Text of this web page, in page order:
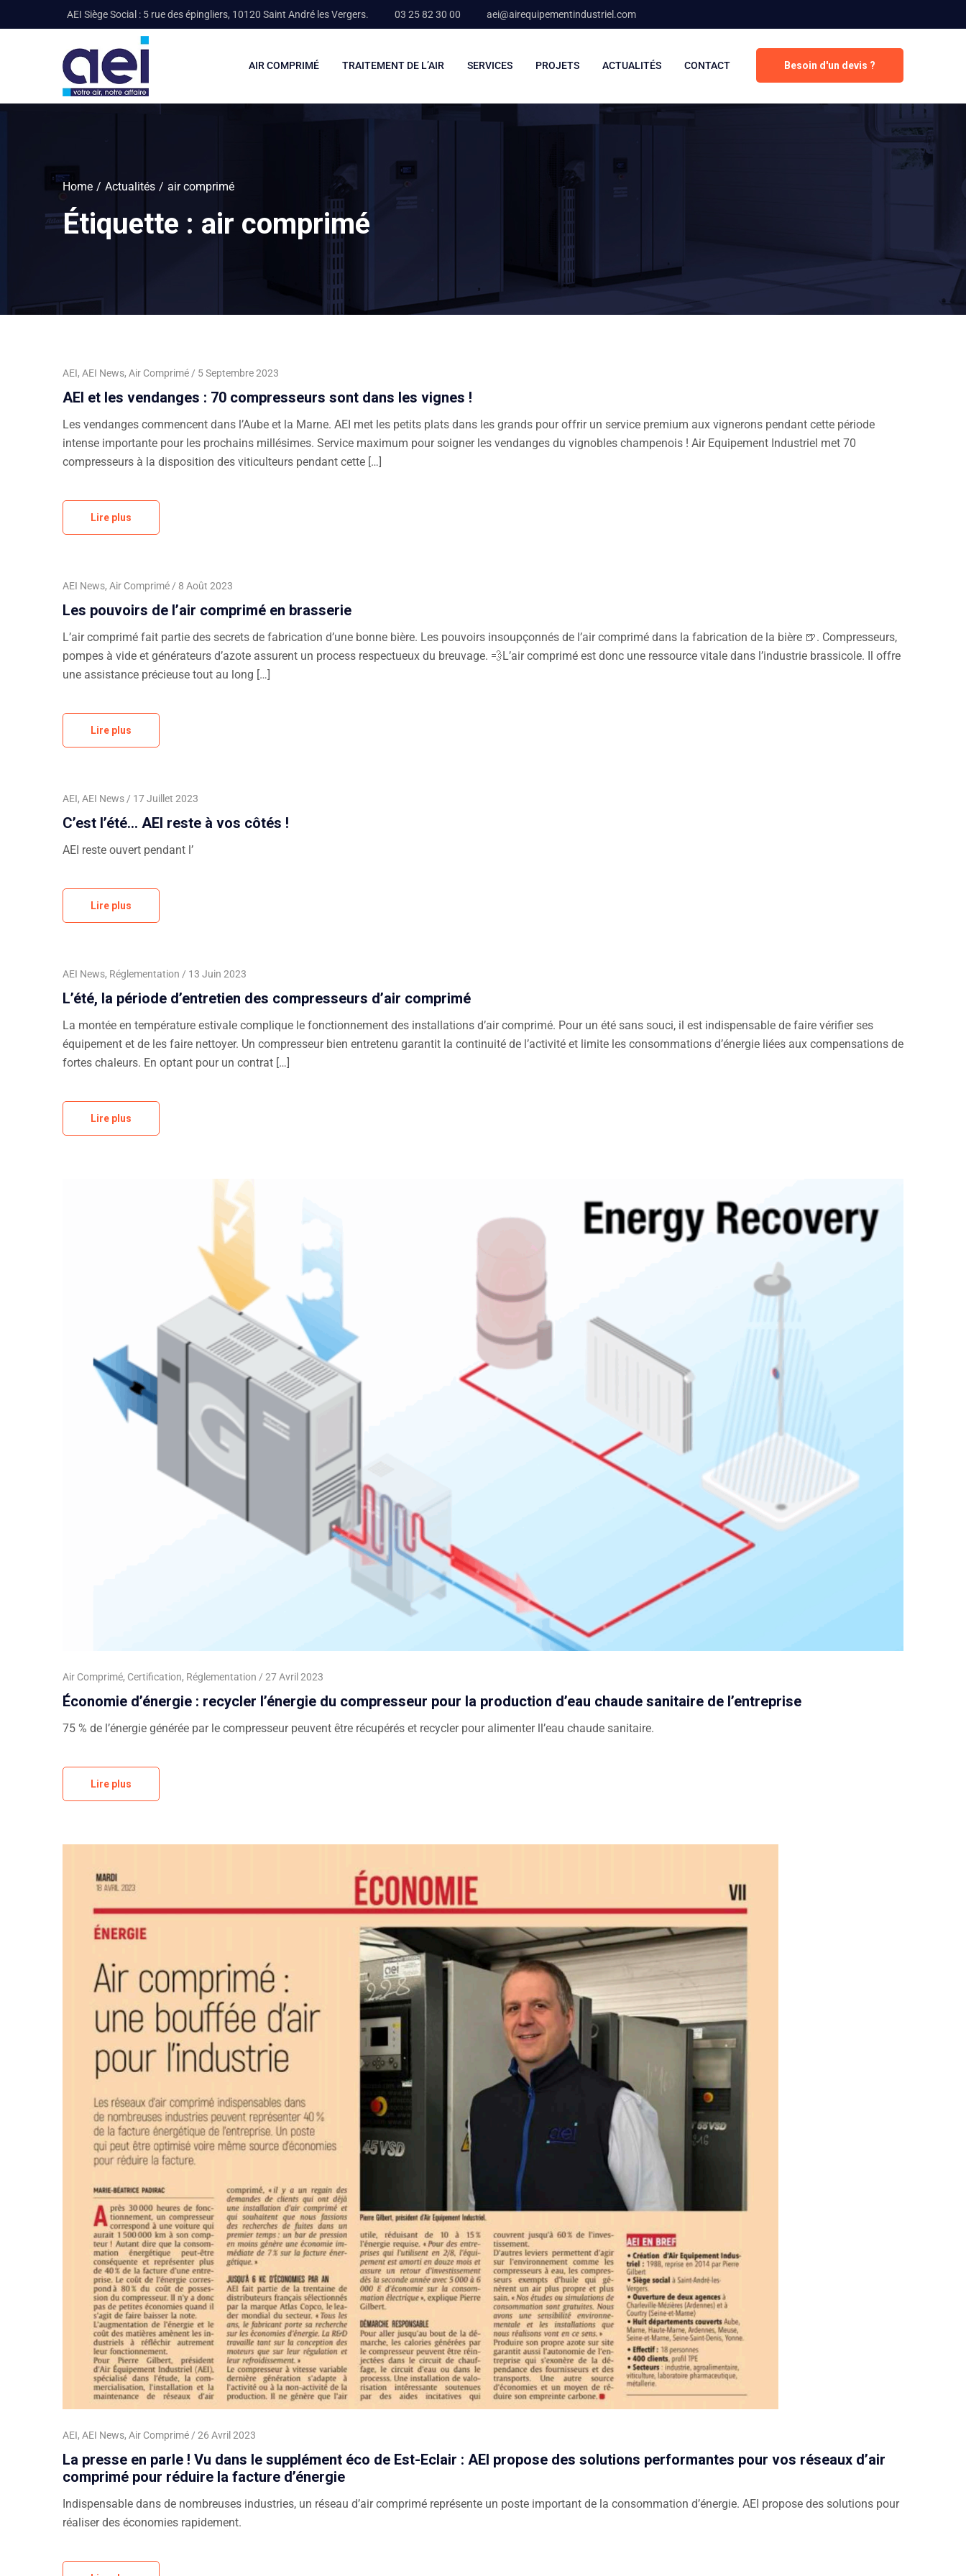
AEI Siège Social : 5 rue des épingliers, 10120 Saint André les Vergers. 03 25 82 30 00 aei@airequipementindustriel.com
Besoin d'un devis ?
AIR COMPRIMÉ TRAITEMENT DE L’AIR SERVICES PROJETS ACTUALITÉS CONTACT
Home Actualités air comprimé
Étiquette : air comprimé
AEI, AEI News, Air Comprimé 5 Septembre 2023
AEI et les vendanges : 70 compresseurs sont dans les vignes !
Les vendanges commencent dans l’Aube et la Marne. AEI met les petits plats dans les grands pour offrir un service premium aux vignerons pendant cette période
intense importante pour les prochains millésimes. Service maximum pour soigner les vendanges du vignobles champenois ! Air Equipement Industriel met 70
compresseurs à la disposition des viticulteurs pendant cette […]
Lire plus
AEI News, Air Comprimé 8 Août 2023
Les pouvoirs de l’air comprimé en brasserie
L’air comprimé fait partie des secrets de fabrication d’une bonne bière. Les pouvoirs insoupçonnés de l’air comprimé dans la fabrication de la bière 🍺. Compresseurs,
pompes à vide et générateurs d’azote assurent un process respectueux du breuvage. 💨L’air comprimé est donc une ressource vitale dans l’industrie brassicole. Il offre
une assistance précieuse tout au long […]
Lire plus
AEI, AEI News 17 Juillet 2023
C’est l’été… AEI reste à vos côtés !
AEI reste ouvert pendant l’
Lire plus
AEI News, Réglementation 13 Juin 2023
L’été, la période d’entretien des compresseurs d’air comprimé
La montée en température estivale complique le fonctionnement des installations d’air comprimé. Pour un été sans souci, il est indispensable de faire vérifier ses
équipement et de les faire nettoyer. Un compresseur bien entretenu garantit la continuité de l’activité et limite les consommations d’énergie liées aux compensations de
fortes chaleurs. En optant pour un contrat […]
Lire plus
Air Comprimé, Certification, Réglementation 27 Avril 2023
Économie d’énergie : recycler l’énergie du compresseur pour la production d’eau chaude sanitaire de l’entreprise
75 % de l’énergie générée par le compresseur peuvent être récupérés et recycler pour alimenter ll’eau chaude sanitaire.
Lire plus
AEI, AEI News, Air Comprimé 26 Avril 2023
La presse en parle ! Vu dans le supplément éco de Est-Eclair : AEI propose des solutions performantes pour vos réseaux d’air
comprimé pour réduire la facture d’énergie
Indispensable dans de nombreuses industries, un réseau d’air comprimé représente un poste important de la consommation d’énergie. AEI propose des solutions pour
réaliser des économies rapidement.